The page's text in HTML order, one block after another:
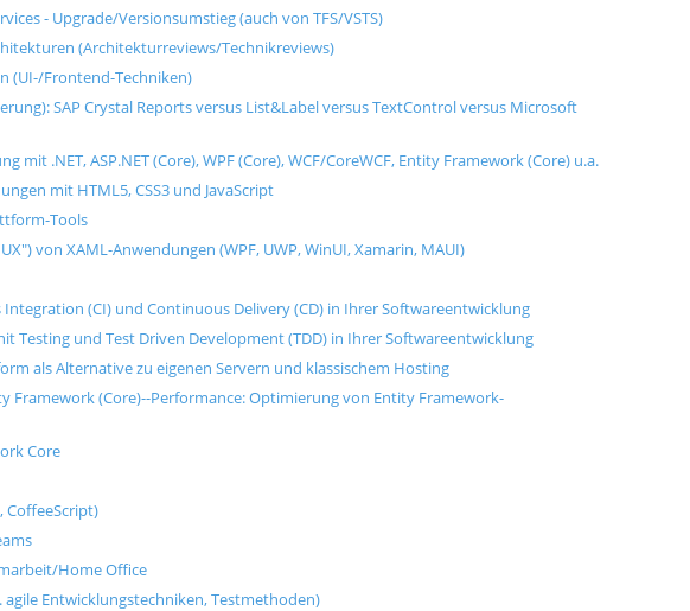
- Upgrade/Versionsumstieg (auch von TFS/VSTS)
(Architekturreviews/Technikreviews)
(UI-/Frontend-Techniken)
SAP Crystal Reports versus List&Label versus TextControl versus Microsoft
mit .NET, ASP.NET (Core), WPF (Core), WCF/CoreWCF, Entity Framework (Core) u.a.
mit HTML5, CSS3 und JavaScript
Tools
von XAML-Anwendungen (WPF, UWP, WinUI, Xamarin, MAUI)
(CI) und Continuous Delivery (CD) in Ihrer Softwareentwicklung
Testing und Test Driven Development (TDD) in Ihrer Softwareentwicklung
als Alternative zu eigenen Servern und klassischem Hosting
Framework (Core)--Performance: Optimierung von Entity Framework-
Core
CoffeeScript)
Home Office
Entwicklungstechniken, Testmethoden)